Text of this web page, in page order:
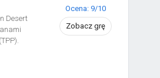
Desert
Ocena: 9/10
Zobacz grę